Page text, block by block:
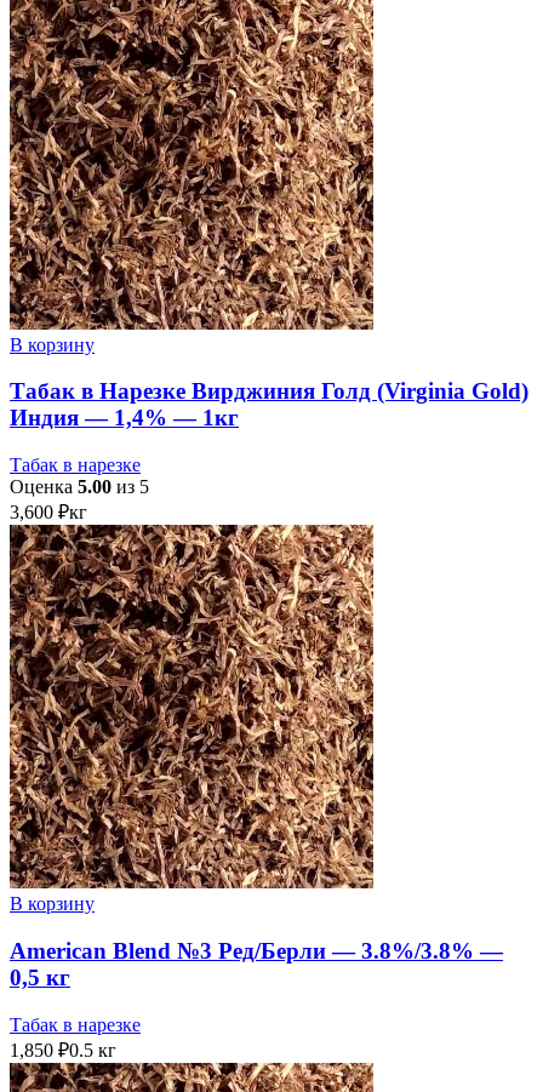
В корзину
Табак в Нарезке Вирджиния Голд (Virginia Gold)
Индия — 1,4% — 1кг
Табак в нарезке
Оценка 5.00 из 5
3,600 ₽кг
В корзину
American Blend №3 Ред/Берли — 3.8%/3.8% —
0,5 кг
Табак в нарезке
1,850 ₽0.5 кг